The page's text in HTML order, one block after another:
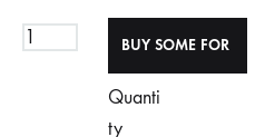
Quanti
ty